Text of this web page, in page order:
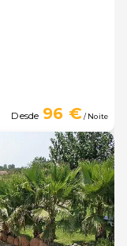
Desde 96 €/ Noite